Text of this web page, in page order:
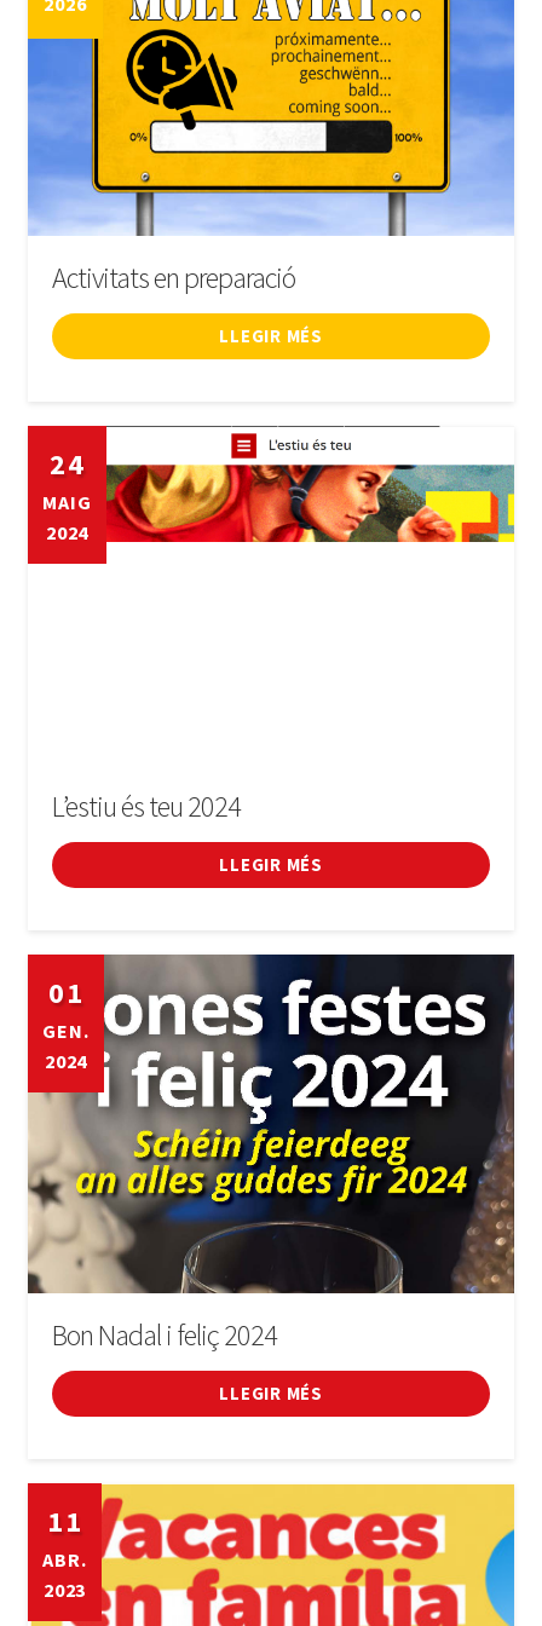
LLIBRE
INICIA SESSIÓ
Activitats en preparació
LLEGIR MÉS
24
MAIG
2024
L’estiu és teu 2024
LLEGIR MÉS
01
GEN.
2024
Bon Nadal i feliç 2024
LLEGIR MÉS
11
ABR.
2023